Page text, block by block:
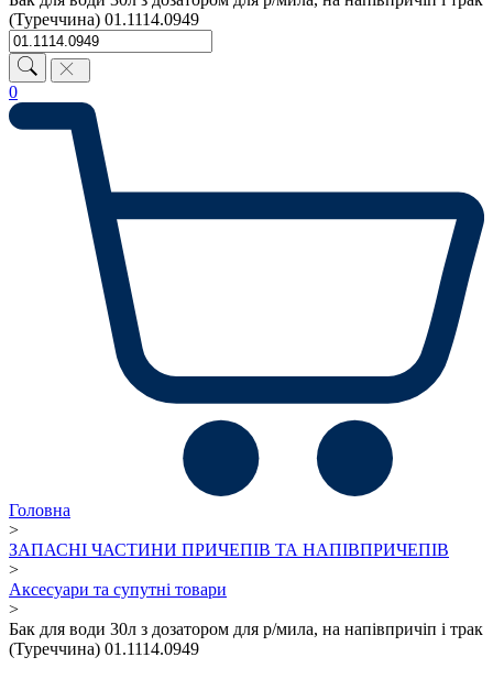
(Туреччина) 01.1114.0949
0
Головна
>
ЗАПАСНІ ЧАСТИНИ ПРИЧЕПІВ ТА НАПІВПРИЧЕПІВ
>
Аксесуари та супутні товари
>
Бак для води 30л з дозатором для р/мила, на напівпричіп і трак
(Туреччина) 01.1114.0949